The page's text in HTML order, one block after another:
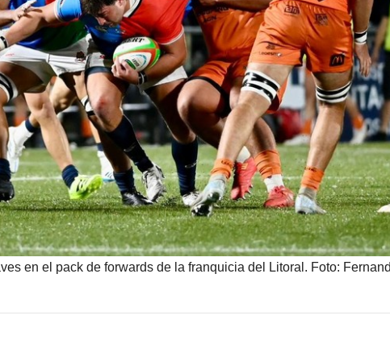
en el pack de forwards de la franquicia del Litoral. Foto: